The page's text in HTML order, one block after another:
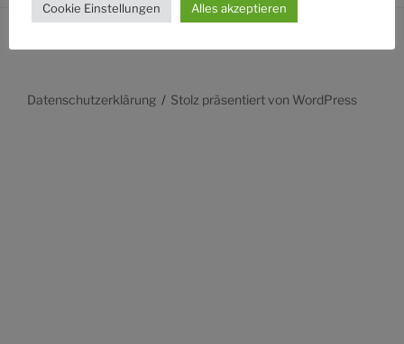
Datenschutzerklärung Stolz präsentiert von WordPress
Cookie Einstellungen Alles akzeptieren